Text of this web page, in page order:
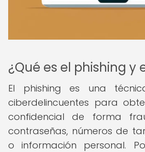
¿Qué es el phishing y
El phishing es una
ciberdelincuentes para
confidencial de forma
contraseñas, números de
o información personal.